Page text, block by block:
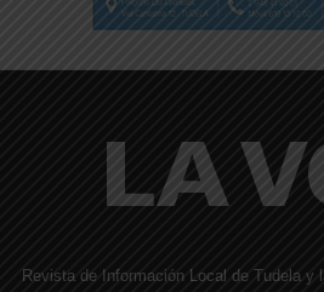
Revista de Información Local de Tudela y